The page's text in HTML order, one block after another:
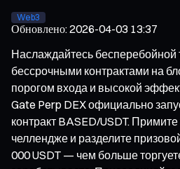
Web3
Обновлено:2026-04-03 13:37
Наслаждайтесь бесперебойной
бессрочными контрактами на
порогом входа и высокой
Gate Perp DEX официально
контракт BASED/USDT.
челлендже и разделите
000 USDT — чем больше